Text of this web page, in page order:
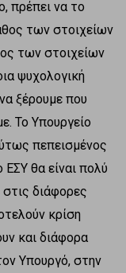
πρέπει να το
των στοιχείων
των στοιχείων
ψυχολογική
ξέρουμε που
Το Υπουργείο
πεπεισμένος
θα είναι πολύ
διάφορες
κρίση
και διάφορα
Υπουργό, στην